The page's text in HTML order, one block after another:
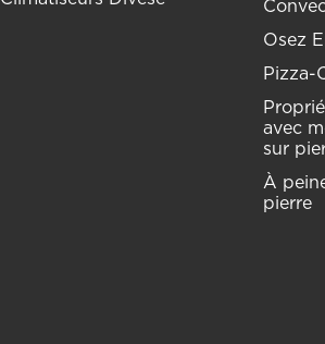
Osez
Pizza-
avec
sur
À
pierre